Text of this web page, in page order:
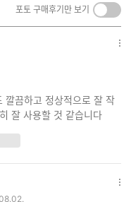
포토 구매후기만 보기
켜
기/
깔끔하고 정상적으로 잘 작
잘 사용할 것 같습니다
옵
옵